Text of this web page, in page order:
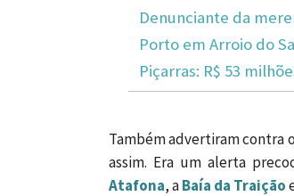
Denunciante da
Porto em Arroio do
Piçarras: R$ 53
Também advertiram contra
assim. Era um alerta
Atafona, aBaía da Traição